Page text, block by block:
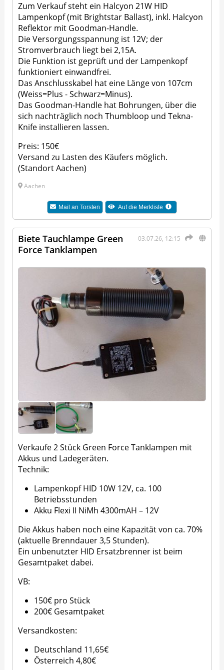
Zum Verkauf steht ein Halcyon 21W HID
Lampenkopf (mit Brightstar Ballast), inkl. Halcyon
Reflektor mit Goodman-Handle.
Die Versorgungsspannung ist 12V; der
Stromverbrauch liegt bei 2,15A.
Die Funktion ist geprüft und der Lampenkopf
funktioniert einwandfrei.
Das Anschlusskabel hat eine Länge von 107cm
(Weiss=Plus - Schwarz=Minus).
Das Goodman-Handle hat Bohrungen, über die
sich nachträglich noch Thumbloop und Tekna-
Knife installieren lassen.
Preis: 150€
Versand zu Lasten des Käufers möglich.
(Standort Aachen)
Aachen
Mail anTorsten Auf die Merkliste
03.07.26, 12:15
Biete Tauchlampe Green
Force Tanklampen
Verkaufe 2 Stück Green Force Tanklampen mit
Akkus und Ladegeräten.
Technik:
Lampenkopf HID 10W 12V, ca. 100
Betriebsstunden
Akku Flexi II NiMh 4300mAH – 12V
Die Akkus haben noch eine Kapazität von ca. 70%
(aktuelle Brenndauer 3,5 Stunden).
Ein unbenutzter HID Ersatzbrenner ist beim
Gesamtpaket dabei.
VB:
150€ pro Stück
200€ Gesamtpaket
Versandkosten:
Deutschland 11,65€
Österreich 4,80€